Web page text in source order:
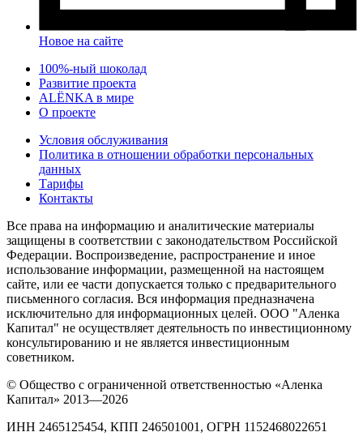
Новое на сайте
100%-ный шоколад
Развитие проекта
ALЁNKA в мире
О проекте
Условия обслуживания
Политика в отношении обработки персональных
данных
Тарифы
Контакты
Все права на информацию и аналитические материалы
защищены в соответствии с законодательством Российской
Федерации. Воспроизведение, распространение и иное
использование информации, размещенной на настоящем
сайте, или ее части допускается только с предварительного
письменного согласия. Вся информация предназначена
исключительно для информационных целей. ООО "Аленка
Капитал" не осуществляет деятельность по инвестиционному
консультированию и не является инвестиционным
советником.
© Общество с ограниченной ответственностью «Аленка
Капитал» 2013—2026
ИНН 2465125454, КПП 246501001, ОГРН 1152468022651